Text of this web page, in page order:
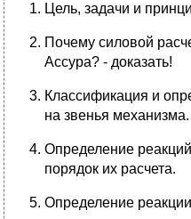
Цель, задачи и
Почему силовой
Ассура? - доказать!
Классификация и
на звенья механизма.
Определение
порядок их расчета.
Определение